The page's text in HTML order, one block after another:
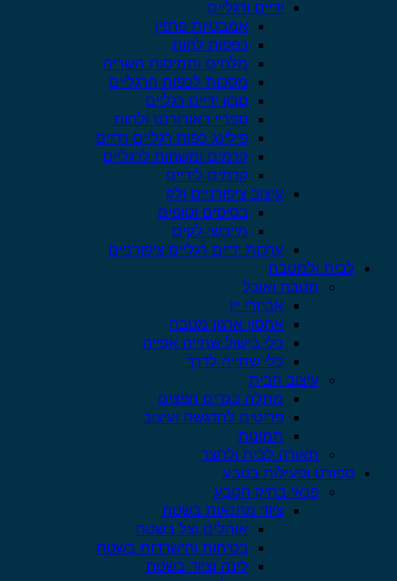
ידיים ורגליים
אמבטיות פרפין
כפפות לחות
מלחים ותמיסות השריה
מסכות לכפות הרגליים
סבון ידיים רגליים
ספריי דאורורנט ולחות
פילינג כפות רגליים וידיים
קרמים ומשחות לרגליים
קרמים לידיים
עיצוב ציפורניים ולק
בסיסים וטופים
מייבשי לקים
ערכות ידיים רגליים ציפורניים
לבית ולמטבח
מטבח ואוכל
אביזרי יין
אחסון ארגון מטבח
כלי בישול שתייה אפייה
כלי שתייה לדרך
עיצוב הבית
מתלה בגדים חפצים
פריטים להדגשה ועיצוב
תמונות
תאורה לבית ולחצר
ספורט ופעילות בטבע
פנאי בחיק הטבע
ציוד מחנאות בשטח
אוהלים וצל בשטח
בטיחות והישרדות בשטח
לינה וציוד בשטח